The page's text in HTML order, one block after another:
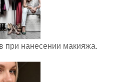
при нанесении макияжа.